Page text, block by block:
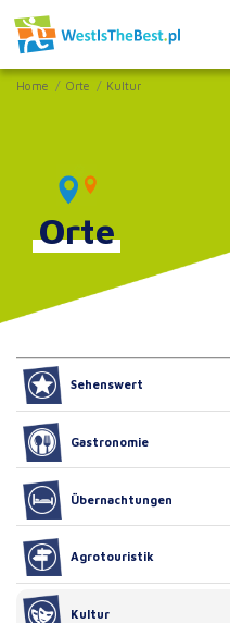
Home Orte Kultur
Orte
Sehenswert
Gastronomie
Übernachtungen
Agrotouristik
Kultur